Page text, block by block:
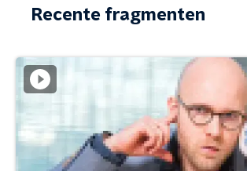
Recente fragmenten